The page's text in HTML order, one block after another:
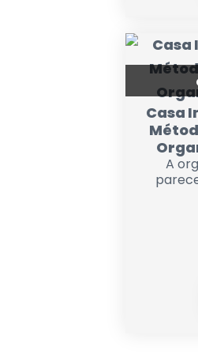
Casa
A